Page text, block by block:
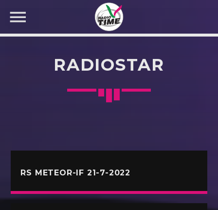
RADIOSTAR
RS METEOR-IF 21-7-2022